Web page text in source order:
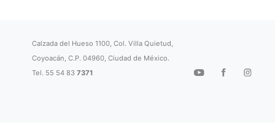
Calzada del Hueso 1100, Col. Villa Quietud,
Coyoacán, C.P. 04960, Ciudad de México.
Tel. 55 54 837371